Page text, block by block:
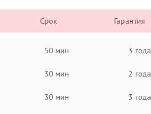
Срок Гарантия
50 мин 3 года
30 мин 2 года
30 мин 3 года